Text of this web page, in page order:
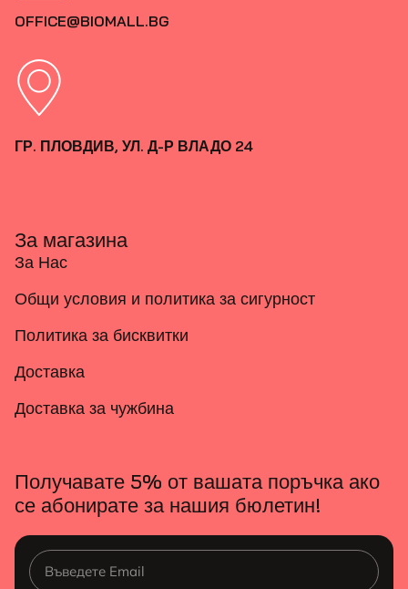
OFFICE@BIOMALL.BG
ГР. ПЛОВДИВ, УЛ. Д-Р ВЛАДО 24
За магазина
За Нас
Общи условия и политика за сигурност
Политика за бисквитки
Доставка
Доставка за чужбина
Получавате 5% от вашата поръчка ако
се абонирате за нашия бюлетин!